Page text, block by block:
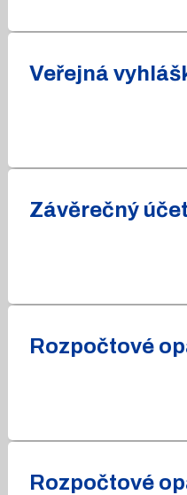
Veřejná
Závěrečný
Rozpočtové
Rozpočtové